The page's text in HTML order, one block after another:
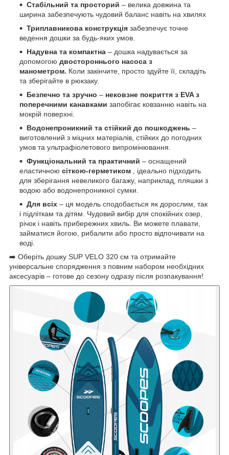
Стабільний та просторий – велика довжина та
ширина забезпечують чудовий баланс навіть на хвилях
Триплавникова конструкція забезпечує точне
ведення дошки за будь-яких умов.
Надувна та компактна – дошка надувається за
допомогою двостороннього насоса з
манометром. Коли закінчите, просто здуйте її, складіть
та зберігайте в рюкзаку.
Безпечно та зручно – нековзне покриття з EVA з
поперечними канавками запобігає ковзанню навіть на
мокрій поверхні.
Водонепроникний та стійкий до пошкоджень –
виготовлений з міцних матеріалів, стійких до погодних
умов та ультрафіолетового випромінювання.
Функціональний та практичний – оснащений
еластичною сіткою-герметиком , ідеально підходить
для зберігання невеликого багажу, наприклад, пляшки з
водою або водонепроникної сумки.
Для всіх – ця модель сподобається як дорослим, так
і підліткам та дітям. Чудовий вибір для спокійних озер,
річок і навіть прибережних хвиль. Ви можете плавати,
займатися йогою, рибалити або просто відпочивати на
воді.
➡️ Оберіть дошку SUP VELO 320 см та отримайте
універсальне спорядження з повним набором необхідних
аксесуарів – готове до сезону одразу після розпакування!